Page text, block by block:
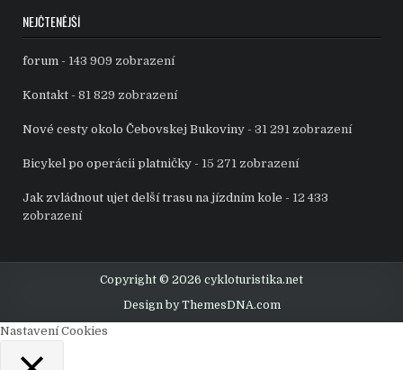
NEJČTENĚJŠÍ
forum - 143 909 zobrazení
Kontakt - 81 829 zobrazení
Nové cesty okolo Čebovskej Bukoviny - 31 291 zobrazení
Bicykel po operácii platničky - 15 271 zobrazení
Jak zvládnout ujet delší trasu na jízdním kole - 12 433
zobrazení
Copyright © 2026 cykloturistika.net
Design by ThemesDNA.com
Nastavení Cookies